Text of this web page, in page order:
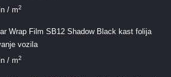
/ m2
Wrap Film SB12 Shadow Black kast folija
vozila
/ m2